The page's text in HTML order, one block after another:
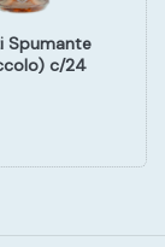
Spumante
c/24